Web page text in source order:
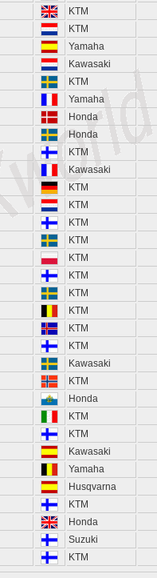
KTM
KTM
Yamaha
Kawasaki
KTM
Yamaha
Honda
Honda
KTM
Kawasaki
KTM
KTM
KTM
KTM
KTM
KTM
KTM
KTM
KTM
KTM
Kawasaki
KTM
Honda
KTM
KTM
Kawasaki
Yamaha
Husqvarna
KTM
Honda
Suzuki
KTM